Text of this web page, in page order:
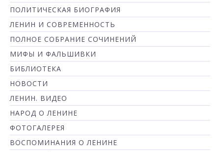
ПОЛИТИЧЕСКАЯ БИОГРАФИЯ
ЛЕНИН И СОВРЕМЕННОСТЬ
ПОЛНОЕ СОБРАНИЕ СОЧИНЕНИЙ
МИФЫ И ФАЛЬШИВКИ
БИБЛИОТЕКА
НОВОСТИ
ЛЕНИН. ВИДЕО
НАРОД О ЛЕНИНЕ
ФОТОГАЛЕРЕЯ
ВОСПОМИНАНИЯ О ЛЕНИНЕ